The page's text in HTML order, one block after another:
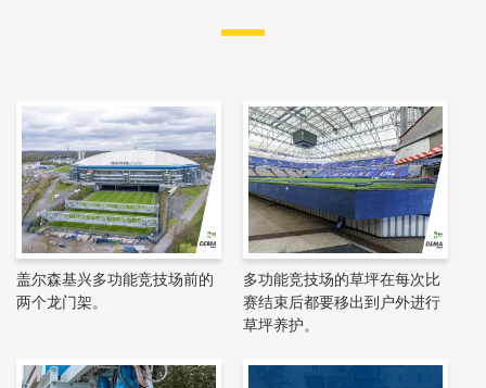
盖尔森基兴多功能竞技场前的
两个龙门架。
多功能竞技场的草坪在每次比
赛结束后都要移出到户外进行
草坪养护。